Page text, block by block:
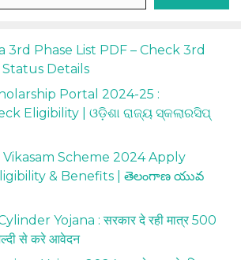
3rd Phase List PDF – Check 3rd
Details
Portal 2024-25 :
Eligibility | ଓଡ଼ିଶା ରାଜ୍ୟ ସ୍କଲାରସିପ୍
Scheme 2024 Apply
& Benefits | తెలంగాణ యువ
Yojana : सरकार दे रही मात्र 500
से करे आवेदन